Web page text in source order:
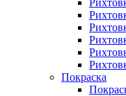
Покраска